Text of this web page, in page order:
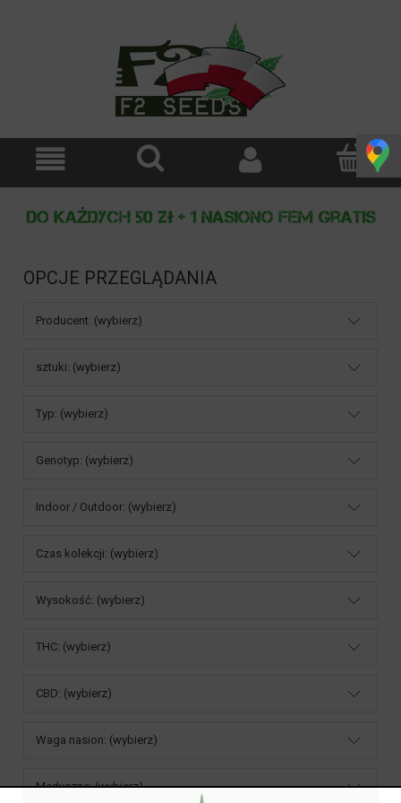
OPCJE PRZEGLĄDANIA
Producent: (wybierz)
sztuki: (wybierz)
Typ: (wybierz)
Genotyp: (wybierz)
Indoor / Outdoor: (wybierz)
Czas kolekcji: (wybierz)
Wysokość: (wybierz)
THC: (wybierz)
CBD: (wybierz)
Waga nasion: (wybierz)
Medyczne: (wybierz)